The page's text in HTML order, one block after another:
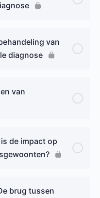
van
diagnose
van
de impact op
brug tussen